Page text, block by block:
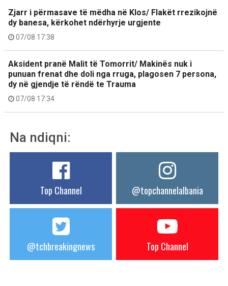
Zjarr i përmasave të mëdha në Klos/ Flakët rrezikojnë
dy banesa, kërkohet ndërhyrje urgjente
07/08 17:38
Aksident pranë Malit të Tomorrit/ Makinës nuk i
punuan frenat dhe doli nga rruga, plagosen 7 persona,
dy në gjendje të rëndë te Trauma
07/08 17:34
Na ndiqni:
Top Channel @topchannelalbania
@tchbreakingnews Top Channel